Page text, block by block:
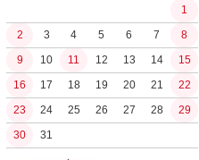
1
2
3 4 5 6 7
8
9
10 11 12 13 14
15
16
17 18 19 20 21
22
23
24 25 26 27 28
29
30
31